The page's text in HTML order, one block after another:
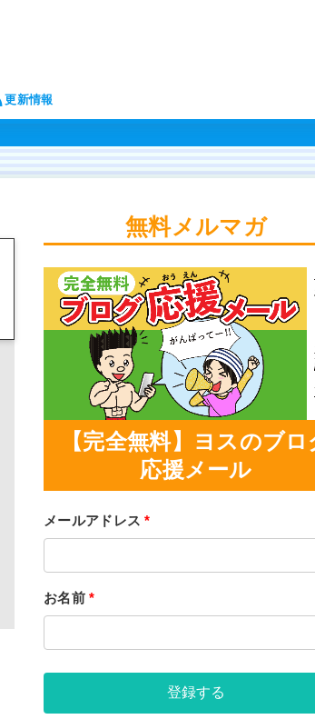
更新情報
無料メルマガ
【完全無料】ヨスのブロ
応援メール
メールアドレス*
お名前*
登録する